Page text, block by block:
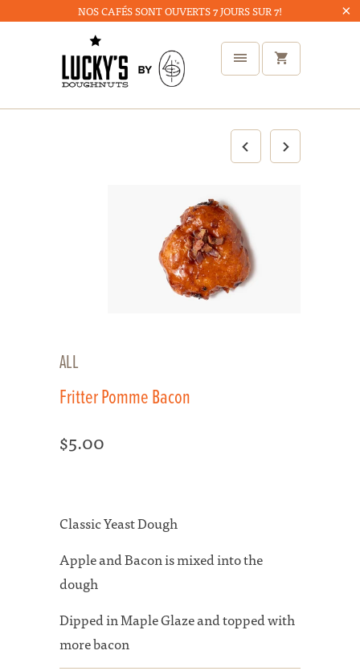
NOS CAFÉS SONT OUVERTS 7 JOURS SUR 7!
ALL
Fritter Pomme Bacon
$5.00
Classic Yeast Dough
Apple and Bacon is mixed into the
dough
Dipped in Maple Glaze and topped with
more bacon